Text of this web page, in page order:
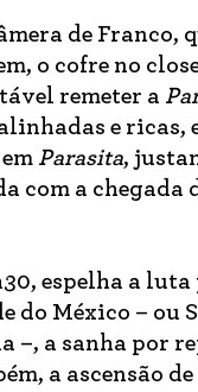
de Franco,
o cofre no
remeter a
e ricas,
Parasita,
com a chegada
espelha a
México – ou
a sanha por
a ascensão de